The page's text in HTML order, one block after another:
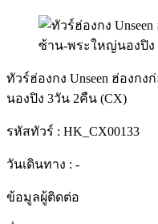
ทัวร์ฮ่องกง Unseen ฮ่องก
นองปิง 3วัน 2คืน (CX)
รหัสทัวร์ : HK_CX00133
วันเดินทาง : -
ข้อมูลผู้ติดต่อ